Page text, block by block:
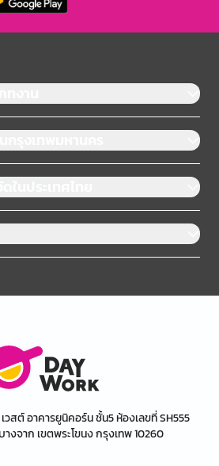
งาน
รุงเทพมหานคร
นประเทศไทย
เวสต์ อาคารยูนิคอร์น ชั้น5 ห้องเลขที่ SH555
งจาก เขตพระโขนง กรุงเทพ 10260